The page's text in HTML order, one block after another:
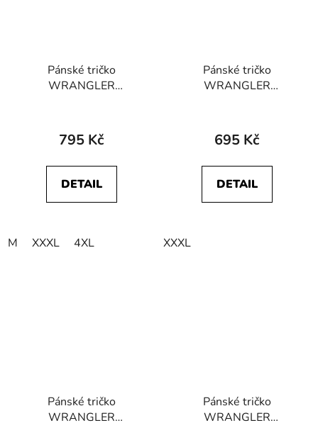
Pánské tričko
WRANGLER
795 Kč
DETAIL
M XXXL 4XL
Pánské tričko
WRANGLER
Black
695 Kč
DETAIL
XXXL
Pánské tričko
WRANGLER
Pánské tričko
WRANGLER